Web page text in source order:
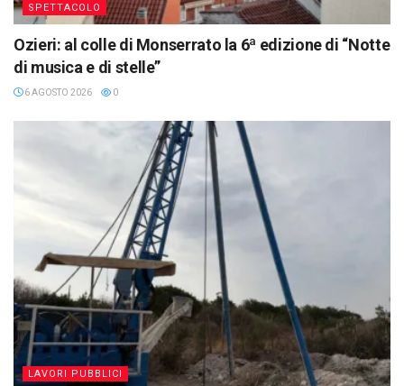
SPETTACOLO
Ozieri: al colle di Monserrato la 6ª edizione di “Notte
di musica e di stelle”
6 AGOSTO 2026 0
LAVORI PUBBLICI